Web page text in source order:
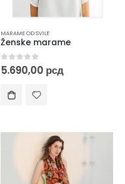
MARAME OD SVILE
Ženske marame
0out of 5
5.690,00 рсд